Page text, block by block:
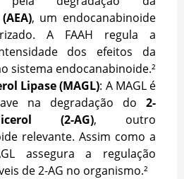
, um endocanabinoide
A FAAH regula a
dos efeitos da
sistema endocanabinoide.²
Lipase (MAGL): A MAGL é
na degradação do 2-
(2-AG), outro
relevante. Assim como a
assegura a regulação
de 2-AG no organismo.²